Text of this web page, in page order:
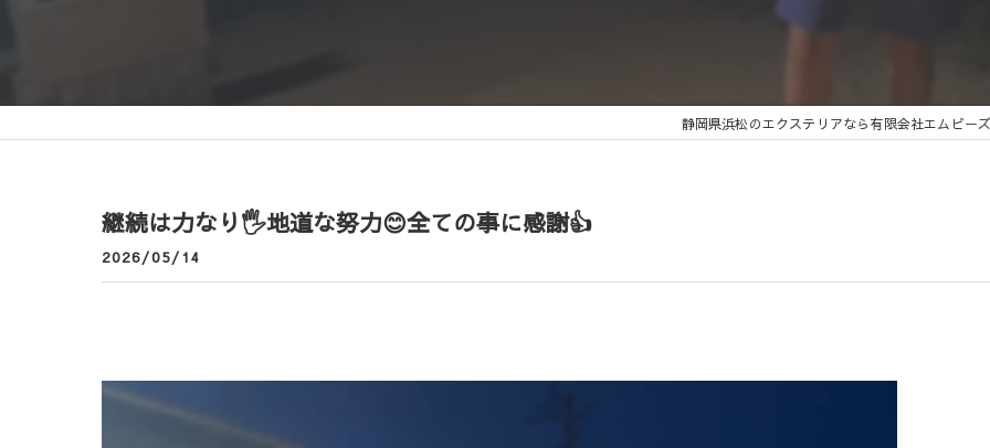
静岡県浜松のエクステリアなら有限会社エムビーズ
継続は力なり🖐️地道な努力😊全ての事に感謝👍
2026/05/14